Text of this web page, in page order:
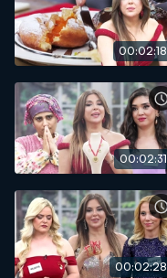
00:02:18
00:02:31
00:02:28